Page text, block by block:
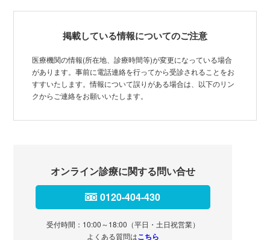
掲載している情報についてのご注意
医療機関の情報(所在地、診療時間等)が変更になっている場合
があります。事前に電話連絡を行ってから受診されることをお
すすいたします。情報について誤りがある場合は、以下のリン
クからご連絡をお願いいたします。
オンライン診療に関する問い合せ
0120-404-430
受付時間：10:00～18:00（平日・土日祝営業）
よくある質問はこちら